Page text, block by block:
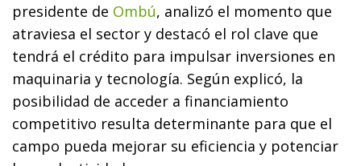
presidente de Ombú, analizó el momento que
atraviesa el sector y destacó el rol clave que
tendrá el crédito para impulsar inversiones en
maquinaria y tecnología. Según explicó, la
posibilidad de acceder a financiamiento
competitivo resulta determinante para que el
campo pueda mejorar su eficiencia y potenciar